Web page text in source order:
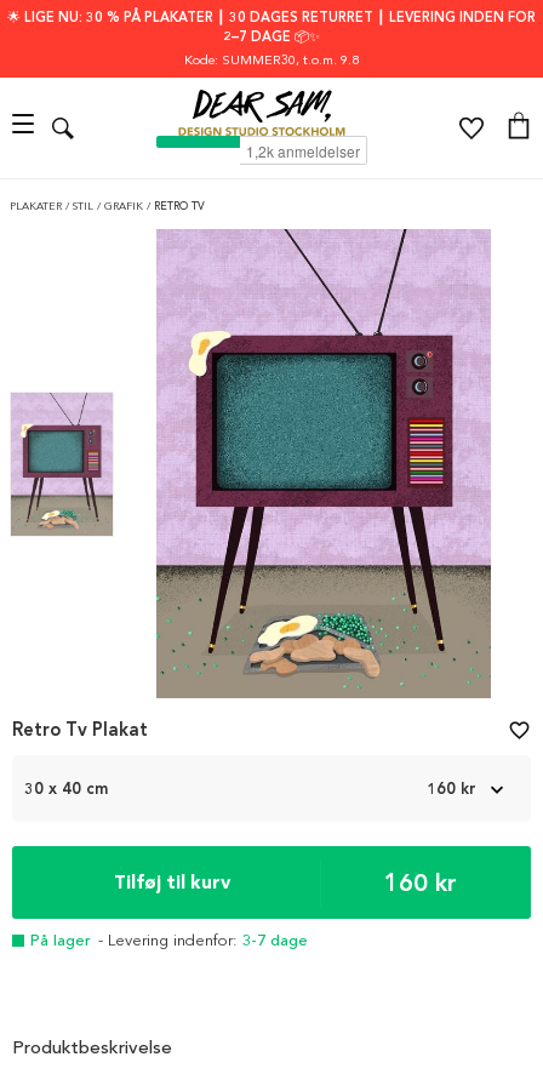
🌟 LIGE NU: 30 % PÅ PLAKATER ┃ 30 DAGES RETURRET ┃ LEVERING INDEN FOR
2–7 DAGE 📦✨
Kode: SUMMER30, t.o.m. 9.8
PLAKATER / STIL / GRAFIK / RETRO TV
30 x 40 cm 160 kr
Tilføj til kurv 160 kr
På lager - Levering indenfor: 3-7 dage
Retro Tv Plakat favorite_border
Produktbeskrivelse